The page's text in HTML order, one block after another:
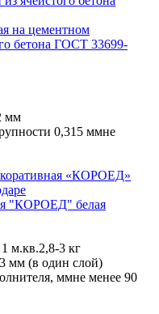
на цементном
бетона ГОСТ 33699-
мм
0,315 ммне
"КОРОЕД" белая
м.кв.2,8-3 кг
мм (в один слой)
ммне менее 90